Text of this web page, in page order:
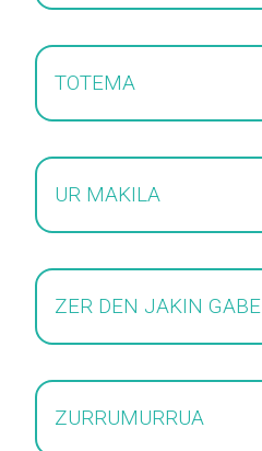
TOTEMA
UR MAKILA
ZER DEN JAKIN GABE
ZURRUMURRUA